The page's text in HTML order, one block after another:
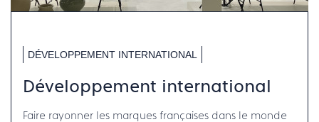
DÉVELOPPEMENT INTERNATIONAL
Développement international
Faire rayonner les marques françaises dans le monde